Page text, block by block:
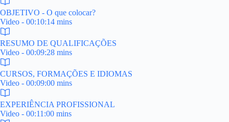
OBJETIVO - O que colocar?
Video - 00:10:14 mins
RESUMO DE QUALIFICAÇÕES
Video - 00:09:28 mins
CURSOS, FORMAÇÕES E IDIOMAS
Video - 00:09:00 mins
EXPERIÊNCIA PROFISSIONAL
Video - 00:11:00 mins